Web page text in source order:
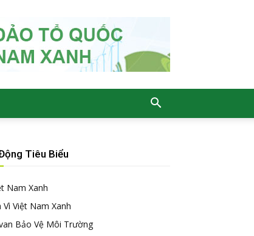
Tiêu Biểu
Nam Xanh
Vì Việt Nam Xanh
Bảo Vệ Môi Trường